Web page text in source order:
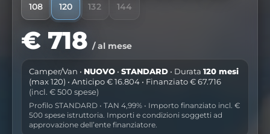
108 120 132 144
€ 718 / al mese
Camper/Van • NUOVO • STANDARD • Durata 120 mesi
(max 120) • Anticipo € 16.804 • Finanziato € 67.716
(incl. € 500 spese)
Profilo STANDARD • TAN 4,99% • Importo finanziato incl. €
500 spese istruttoria. Importi e condizioni soggetti ad
approvazione dell’ente finanziatore.